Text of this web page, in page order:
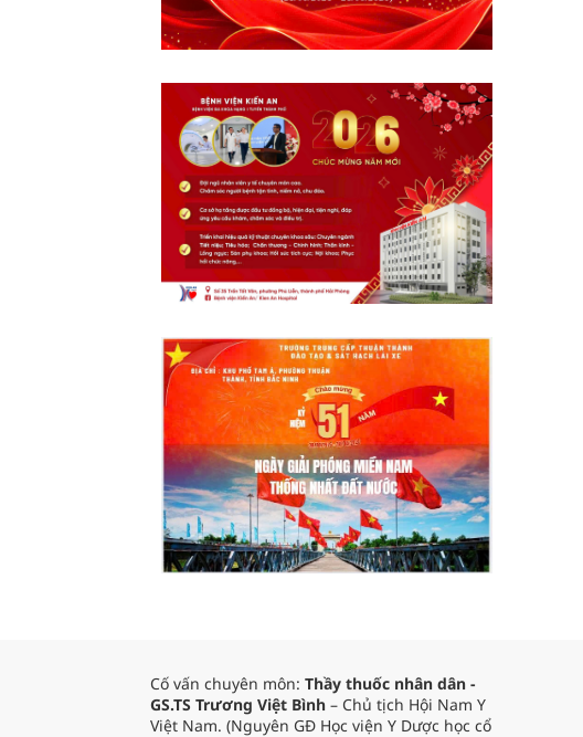
Cố vấn chuyên môn: Thầy thuốc nhân dân -
GS.TS Trương Việt Bình – Chủ tịch Hội Nam Y
Việt Nam. (Nguyên GĐ Học viện Y Dược học cổ